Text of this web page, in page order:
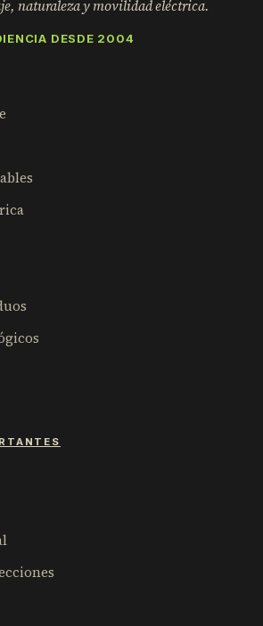
naturaleza y movilidad eléctrica.
DESDE 2004